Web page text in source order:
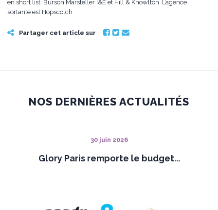
en short list: Burson Marsteller I&E et Hill & Knowlton. L’agence
sortante est Hopscotch.
Partager cet article sur
NOS DERNIÈRES ACTUALITÉS
30 juin 2026
Glory Paris remporte le budget...